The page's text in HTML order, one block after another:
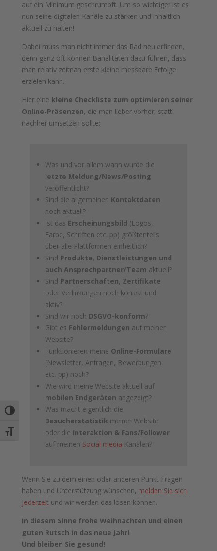
Umschalten auf hohe Kontraste
Schrift vergrößern
auf ein Minimum geschrumpft. Um so wichtiger ist es
nun seine digitalen Kanäle zu stärken und inhaltlich
aktuell zu halten!
Dabei muss man nicht immer das Rad neu erfinden,
denn ganz oft können Banalitäten dazu führen, dass
man relativ zeitnah erste kleine messbare Erfolge
erzielen kann.
Hier eine kleine Checkliste zum optimieren seiner
Online-Präsenzen, die man lieber vorher, statt
nachher umsetzen sollte:
Was und vor allem wann wurde die
letzte Meldung/News/Posting
veröffentlicht?
Sind die allgemeinen Kontaktdaten
noch aktuell?
Ist das Erscheinungsbild (Logos,
Farbe, Schriften etc. pp) größtenteils
über alle Plattformen einheitlich?
Sind Produkte, Dienstleistungen und
auch Ansprechpartner/Team aktuell?
Sind Partnerschaften, Zertifikate
oder Verlinkungen noch korrekt und
aktiv?
Sind wir noch DSGVO-konform?
Gibt es Fehlermeldungen auf meiner
Website?
Funktionieren meine Online-Formulare
(Newsletter, Anfragen, Bewerbungen
etc. pp) noch?
Wie wird meine Website aktuell auf
mobilen Endgeräten angezeigt?
Was macht eigentlich die
Besucherstatistik meiner Website
oder die Interaktion & Fans/Follower
auf meinen Social media Kanälen?
Wenn Sie zu dem einen oder anderen Punkt Fragen
haben und Unterstützung wünschen, melden Sie sich
jederzeit und wir werden das lösen können.
In diesem Sinne frohe Weihnachten und einen
guten Rutsch in das neue Jahr!
Und bleiben Sie gesund!